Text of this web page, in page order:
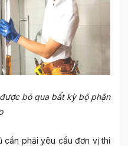
bỏ qua bất kỳ bộ phận
cần phải yêu cầu đơn vị thi